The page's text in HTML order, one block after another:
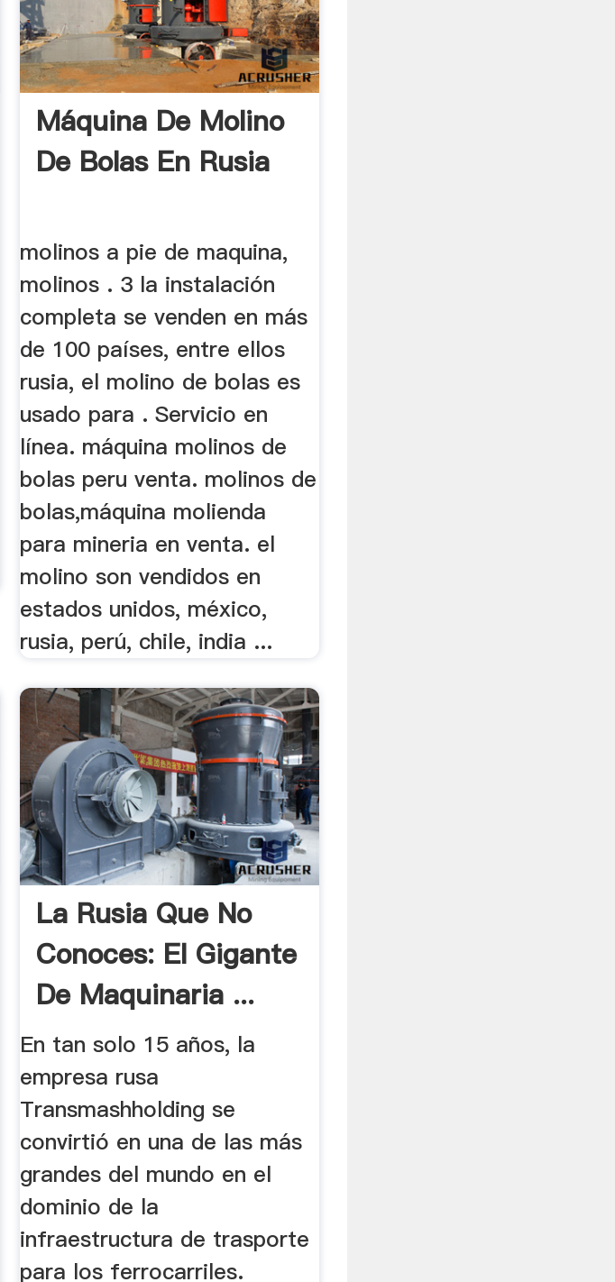
Máquina De Molino
De Bolas En Rusia
molinos a pie de maquina,
molinos . 3 la instalación
completa se venden en más
de 100 países, entre ellos
rusia, el molino de bolas es
usado para . Servicio en
línea. máquina molinos de
bolas peru venta. molinos de
bolas,máquina molienda
para mineria en venta. el
molino son vendidos en
estados unidos, méxico,
rusia, perú, chile, india ...
La Rusia Que No
Conoces: El Gigante
De Maquinaria ...
En tan solo 15 años, la
empresa rusa
Transmashholding se
convirtió en una de las más
grandes del mundo en el
dominio de la
infraestructura de trasporte
para los ferrocarriles.